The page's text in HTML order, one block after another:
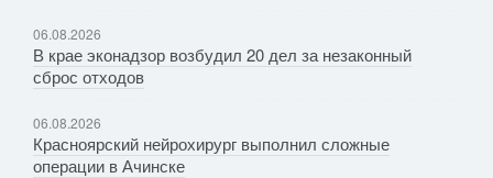
06.08.2026
В крае эконадзор возбудил 20 дел за незаконный
сброс отходов
06.08.2026
Красноярский нейрохирург выполнил сложные
операции в Ачинске